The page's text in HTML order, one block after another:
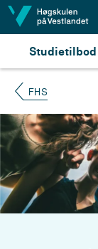
Hopp til innhald
Studietilbod
FHS